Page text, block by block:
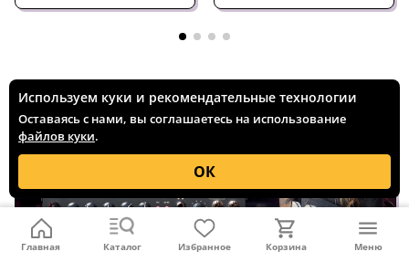
Главная Каталог Избранное Корзина Меню
Используем куки и рекомендательные технологии
Оставаясь с нами, вы соглашаетесь на использование
файлов куки.
ОК